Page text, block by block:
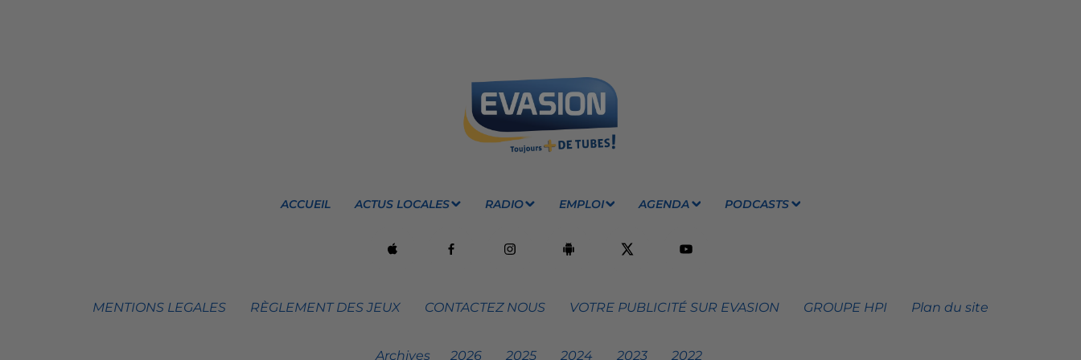
ACCUEIL ACTUS LOCALES RADIO EMPLOI AGENDA PODCASTS
MENTIONS LEGALES RÈGLEMENT DES JEUX CONTACTEZ NOUS VOTRE PUBLICITÉ SUR EVASION GROUPE HPI Plan du site
Archives 2026 2025 2024 2023 2022